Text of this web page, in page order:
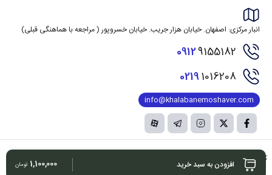
افزودن به سبد خرید 1,100,000 تومان
انبار مرکزی: اصفهان. خیابان هزار جریب. خیابان خسروپور ( مراجعه با هماهنگی قبلی)
09129155182
02191016208
info@khalabanemoshaver.com
کلیه حقوق مادی و معنوی این سایت متعلق به شرکت بزرگانی خلبان مشاور بوده و هرگونه کپی
برداریبرابر ماده 12 فصل 3 قانون جرائم رایانه ای پیگرد قانونی خواهد داشت.